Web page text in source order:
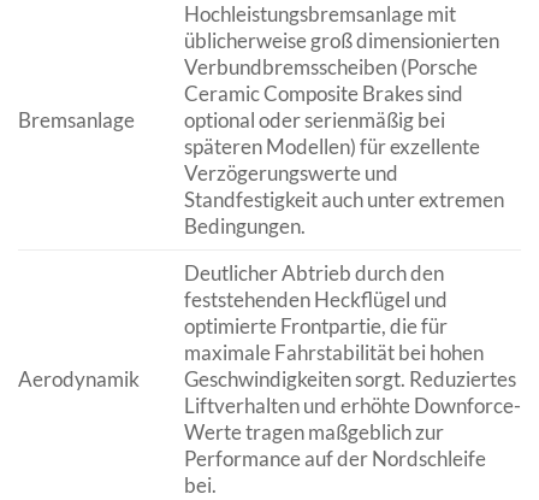
Bremsanlage
Hochleistungsbremsanlage mit
üblicherweise groß dimensionierten
Verbundbremsscheiben (Porsche
Ceramic Composite Brakes sind
optional oder serienmäßig bei
späteren Modellen) für exzellente
Verzögerungswerte und
Standfestigkeit auch unter extremen
Bedingungen.
Aerodynamik
Deutlicher Abtrieb durch den
feststehenden Heckflügel und
optimierte Frontpartie, die für
maximale Fahrstabilität bei hohen
Geschwindigkeiten sorgt. Reduziertes
Liftverhalten und erhöhte Downforce-
Werte tragen maßgeblich zur
Performance auf der Nordschleife
bei.